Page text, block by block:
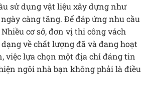
sử dụng vật liệu xây dựng như
càng tăng. Để đáp ứng nhu cầu
cơ sở, đơn vị thi công vách
về chất lượng đã và đang hoạt
việc lựa chọn một địa chỉ đáng tin
ngôi nhà bạn không phải là điều